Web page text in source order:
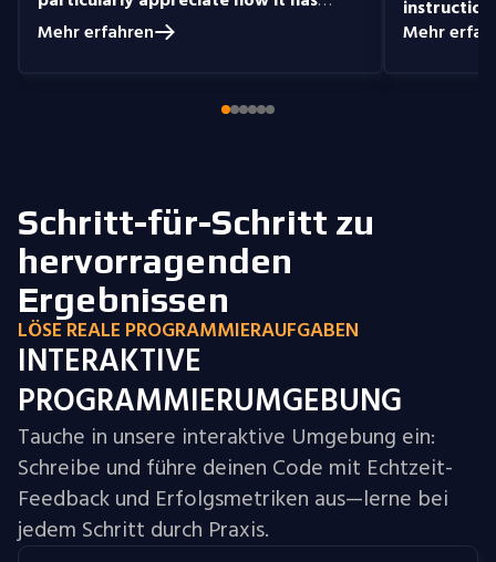
unterhaltsames
prepared me to handle real-world
coding problems.
knowledge I have gained.
Mehr erfahren Mehr
Schritt-für-Schritt zu
hervorragenden
Ergebnissen
LÖSE REALE PROGRAMMIERAUFGABEN
INTERAKTIVE
PROGRAMMIERUMGEBUNG
Tauche in unsere interaktive Umgebung ein:
Schreibe und führe deinen Code mit Echtzeit-
Feedback und Erfolgsmetriken aus—lerne bei
jedem Schritt durch Praxis.